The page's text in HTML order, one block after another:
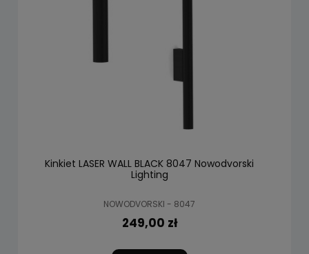
Kinkiet LASER WALL BLACK 8047 Nowodvorski
Lighting
NOWODVORSKI - 8047
249,00 zł